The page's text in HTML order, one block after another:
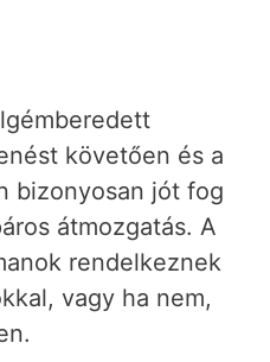
követően és a
bizonyosan jót fog
átmozgatás. A
rendelkeznek
vagy ha nem,